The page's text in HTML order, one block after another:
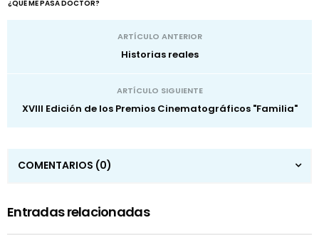
¿QUÉ ME PASA DOCTOR?
ARTÍCULO ANTERIOR
Historias reales
ARTÍCULO SIGUIENTE
XVIII Edición de los Premios Cinematográficos "Familia"
COMENTARIOS (0)
Entradas relacionadas